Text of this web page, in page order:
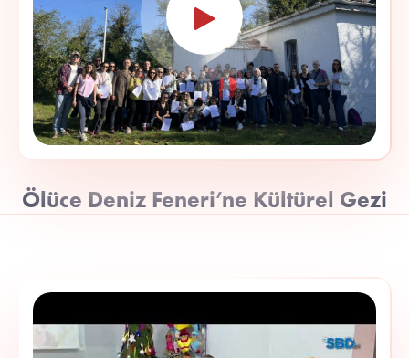
Ölüce Deniz Feneri’ne Kültürel Gezi